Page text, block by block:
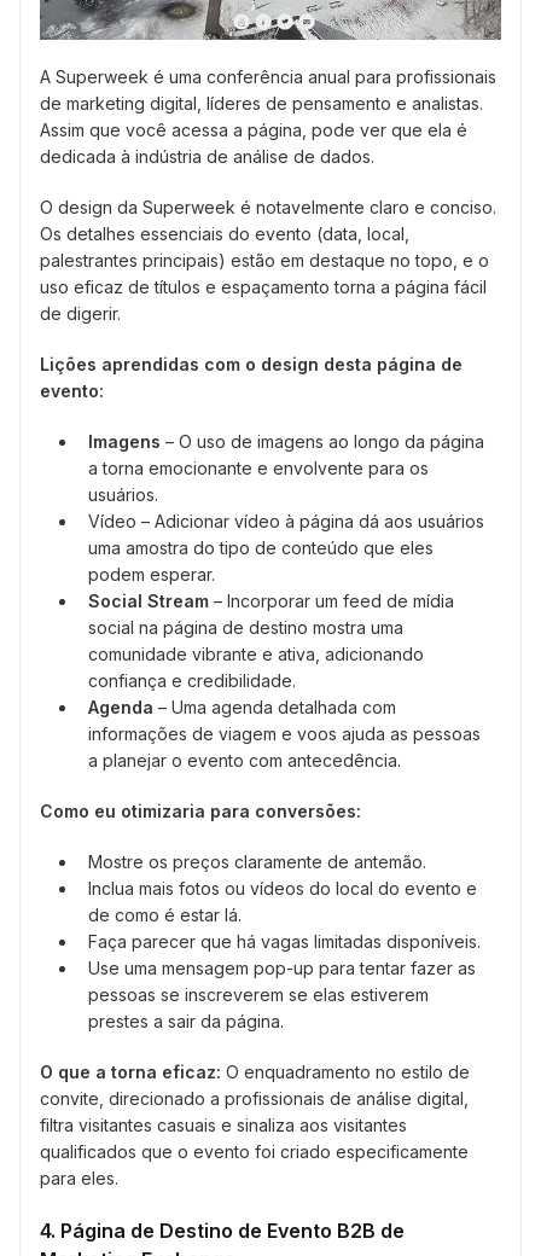
A Superweek é uma conferência anual para profissionais
de marketing digital, líderes de pensamento e analistas.
Assim que você acessa a página, pode ver que ela é
dedicada à indústria de análise de dados.
O design da Superweek é notavelmente claro e conciso.
Os detalhes essenciais do evento (data, local,
palestrantes principais) estão em destaque no topo, e o
uso eficaz de títulos e espaçamento torna a página fácil
de digerir.
Lições aprendidas com o design desta página de
evento:
Imagens – O uso de imagens ao longo da página
a torna emocionante e envolvente para os
usuários.
Vídeo – Adicionar vídeo à página dá aos usuários
uma amostra do tipo de conteúdo que eles
podem esperar.
Social Stream – Incorporar um feed de mídia
social na página de destino mostra uma
comunidade vibrante e ativa, adicionando
confiança e credibilidade.
Agenda – Uma agenda detalhada com
informações de viagem e voos ajuda as pessoas
a planejar o evento com antecedência.
Como eu otimizaria para conversões:
Mostre os preços claramente de antemão.
Inclua mais fotos ou vídeos do local do evento e
de como é estar lá.
Faça parecer que há vagas limitadas disponíveis.
Use uma mensagem pop-up para tentar fazer as
pessoas se inscreverem se elas estiverem
prestes a sair da página.
O que a torna eficaz: O enquadramento no estilo de
convite, direcionado a profissionais de análise digital,
filtra visitantes casuais e sinaliza aos visitantes
qualificados que o evento foi criado especificamente
para eles.
4. Página de Destino de Evento B2B de